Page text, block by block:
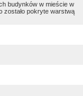
budynków w mieście w
zostało pokryte warstwą